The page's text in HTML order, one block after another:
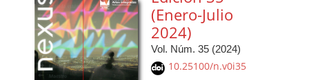
(Enero-Julio
2024)
Vol. Núm. 35 (2024)
10.25100/n.v0i35